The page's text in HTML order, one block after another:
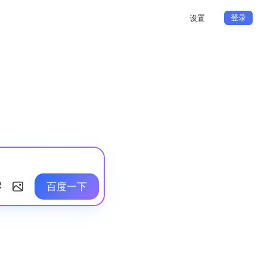
设置 登录
百度一下